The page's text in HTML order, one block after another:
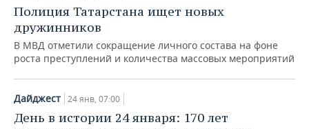
Полиция Татарстана ищет новых
дружинников
В МВД отметили сокращение личного состава на фоне
роста преступлений и количества массовых мероприятий
Дайджест 24 янв, 07:00
День в истории 24 января: 170 лет